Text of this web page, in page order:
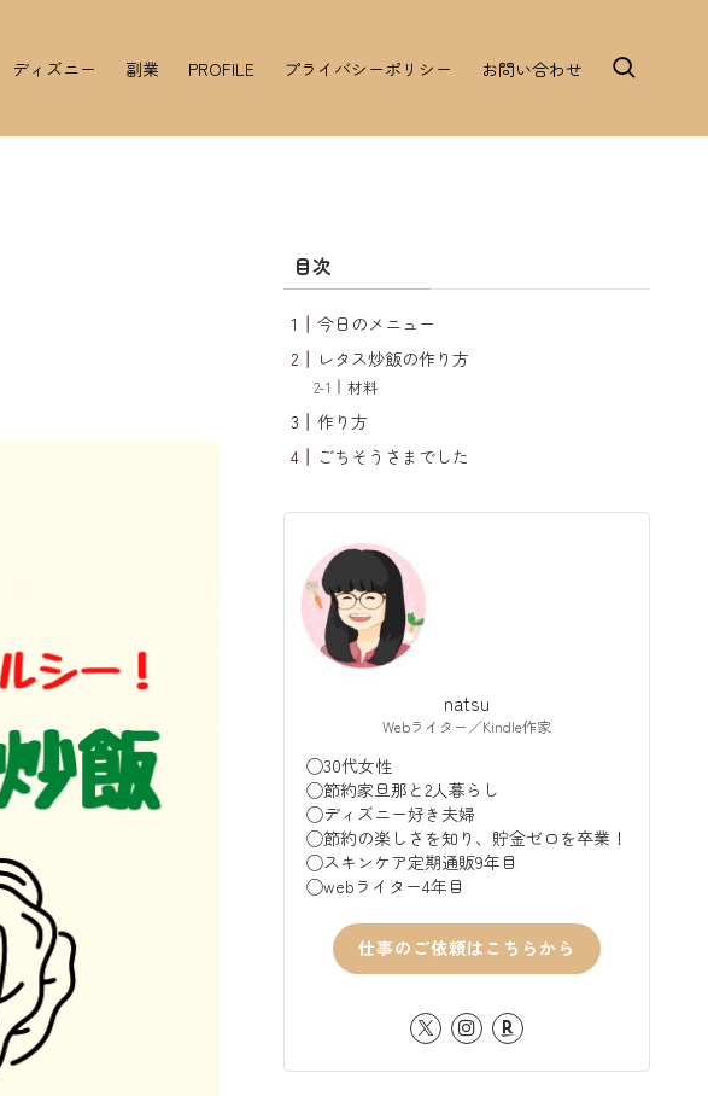
ディズニー 副業 PROFILE プライバシーポリシー お問い合わせ
目次
今日のメニュー
レタス炒飯の作り方
材料
作り方
ごちそうさまでした
natsu
Webライター／Kindle作家
◯30代女性
◯節約家旦那と2人暮らし
◯ディズニー好き夫婦
◯節約の楽しさを知り、貯金ゼロを卒業！
◯スキンケア定期通販9年目
◯webライター4年目
仕事のご依頼はこちらから